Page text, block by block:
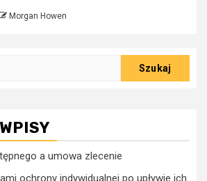
Morgan Howen
a umowa zlecenie
ochrony indywidualnej po upływie ich